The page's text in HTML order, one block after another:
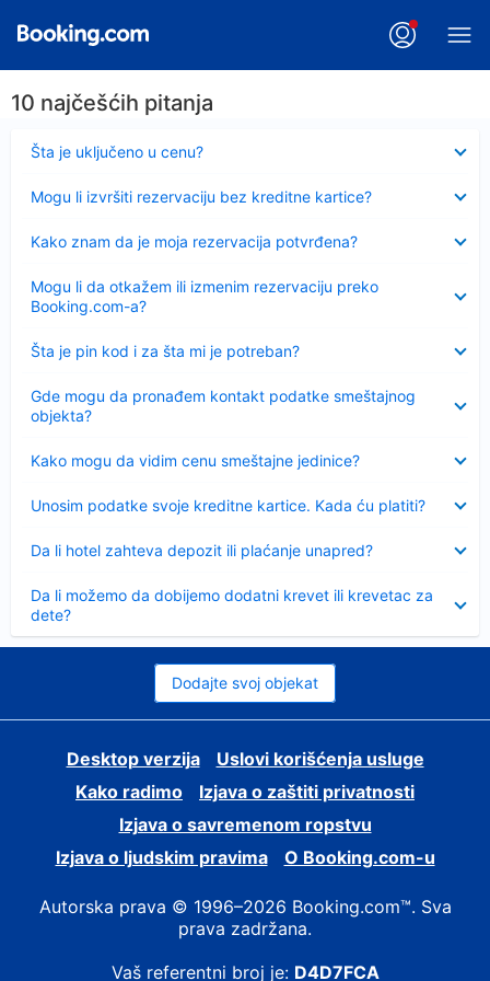
10 najčešćih pitanja
Šta je uključeno u cenu?
Sažeto
Mogu li izvršiti rezervaciju bez kreditne kartice?
Kako znam da je moja rezervacija potvrđena?
Mogu li da otkažem ili izmenim rezervaciju preko
Booking.com-a?
Šta je pin kod i za šta mi je potreban?
Sažeto
Gde mogu da pronađem kontakt podatke smeštajnog
objekta?
Kako mogu da vidim cenu smeštajne jedinice?
Unosim podatke svoje kreditne kartice. Kada ću platiti?
Da li hotel zahteva depozit ili plaćanje unapred?
Da li možemo da dobijemo dodatni krevet ili krevetac za
dete?
Dodajte svoj objekat
Desktop verzija
Uslovi korišćenja usluge
Kako radimo
Izjava o zaštiti privatnosti
Izjava o savremenom ropstvu
Izjava o ljudskim pravima
О Booking.com-u
Autorska prava © 1996–2026 Booking.com™. Sva
prava zadržana.
Vaš referentni broj je: D4D7FCA